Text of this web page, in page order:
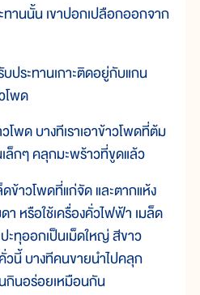
นนั้น เขาปอกเปลือกออกจาก
ระทานเกาะติดอยู่กับแกน
โพด
ด บางทีเราเอาข้าวโพดที่ต้ม
ล็กๆ คลุกมะพร้าวที่ขูดแล้ว
วโพดที่แก่จัด และตากแห้ง
หรือใช้เครื่องคั่วไฟฟ้า เมล็ด
ทุออกเป็นเม็ดใหญ่ สีขาว
นี้ บางทีคนขายนำไปคลุก
กินอร่อยเหมือนกัน